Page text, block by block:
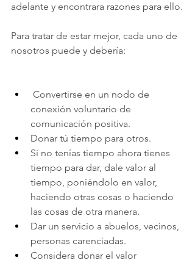
adelante y encontrara razones para ello.
Para tratar de estar mejor, cada uno de
nosotros puede y debería:
Convertirse en un nodo de
conexión voluntario de
comunicación positiva.
Donar tú tiempo para otros.
Si no tenías tiempo ahora tienes
tiempo para dar, dale valor al
tiempo, poniéndolo en valor,
haciendo otras cosas o haciendo
las cosas de otra manera.
Dar un servicio a abuelos, vecinos,
personas carenciadas.
Considera donar el valor